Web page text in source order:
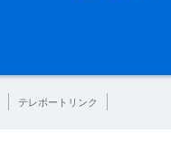
テレボートリンク